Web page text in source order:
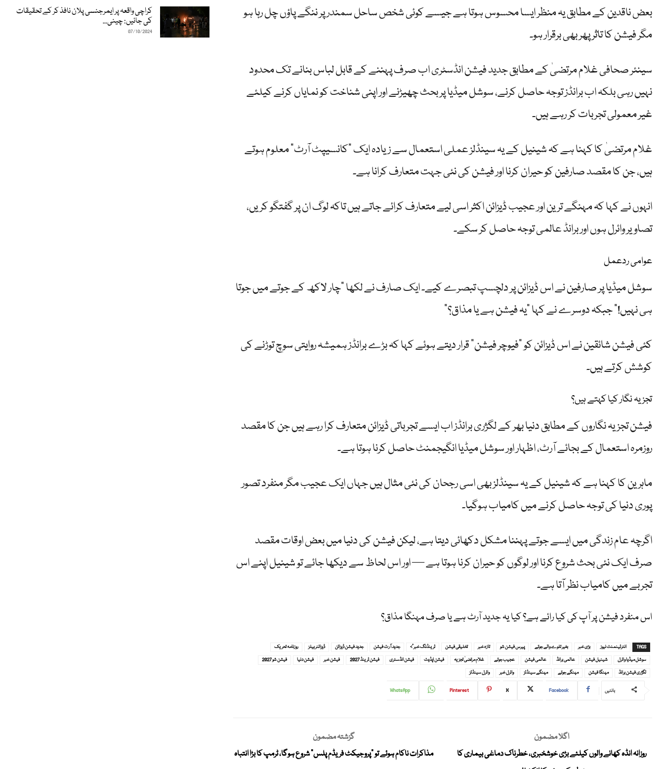
بعض ناقدین کے مطابق یہ منظر ایسا محسوس ہوتا ہے جیسے کوئی شخص ساحل سمندر پر ننگے پاؤں چل رہا ہو
مگر فیشن کا تاثر پھر بھی برقرار ہو۔
سینئر صحافی غلام مرتضیٰ کے مطابق جدید فیشن انڈسٹری اب صرف پہننے کے قابل لباس بنانے تک محدود
نہیں رہی بلکہ اب برانڈز توجہ حاصل کرنے، سوشل میڈیا پر بحث چھیڑنے اور اپنی شناخت کو نمایاں کرنے کیلئے
غیر معمولی تجربات کر رہے ہیں۔
غلام مرتضیٰ کا کہنا ہے کہ شینیل کے یہ سینڈلز عملی استعمال سے زیادہ ایک “کانسیپٹ آرٹ” معلوم ہوتے
ہیں، جن کا مقصد صارفین کو حیران کرنا اور فیشن کی نئی جہت متعارف کرانا ہے۔
انہوں نے کہا کہ مہنگے ترین اور عجیب ڈیزائن اکثر اسی لیے متعارف کرائے جاتے ہیں تاکہ لوگ ان پر گفتگو کریں،
تصاویر وائرل ہوں اور برانڈ عالمی توجہ حاصل کر سکے۔
عوامی ردعمل
سوشل میڈیا پر صارفین نے اس ڈیزائن پر دلچسپ تبصرے کیے۔ ایک صارف نے لکھا “چار لاکھ کے جوتے میں جوتا
ہی نہیں!” جبکہ دوسرے نے کہا “یہ فیشن ہے یا مذاق؟”
کئی فیشن شائقین نے اس ڈیزائن کو “فیوچر فیشن” قرار دیتے ہوئے کہا کہ بڑے برانڈز ہمیشہ روایتی سوچ توڑنے کی
کوشش کرتے ہیں۔
تجزیہ نگار کیا کہتے ہیں؟
فیشن تجزیہ نگاروں کے مطابق دنیا بھر کے لگژری برانڈز اب ایسے تجرباتی ڈیزائن متعارف کرا رہے ہیں جن کا مقصد
روزمرہ استعمال کے بجائے آرٹ، اظہار اور سوشل میڈیا انگیجمنٹ حاصل کرنا ہوتا ہے۔
ماہرین کا کہنا ہے کہ شینیل کے یہ سینڈلز بھی اسی رجحان کی نئی مثال ہیں جہاں ایک عجیب مگر منفرد تصور
پوری دنیا کی توجہ حاصل کرنے میں کامیاب ہوگیا۔
اگرچہ عام زندگی میں ایسے جوتے پہننا مشکل دکھائی دیتا ہے، لیکن فیشن کی دنیا میں بعض اوقات مقصد
صرف ایک نئی بحث شروع کرنا اور لوگوں کو حیران کرنا ہوتا ہے — اور اس لحاظ سے دیکھا جائے تو شینیل اپنے اس
تجربے میں کامیاب نظر آتا ہے۔
اس منفرد فیشن پر آپ کی کیا رائے ہے؟ کیا یہ جدید آرٹ ہے یا صرف مہنگا مذاق؟
TAGS انٹرٹینمنٹ نیوز بڑی خبر بغیر تلوے والے جوتے پیرس فیشن شو تازہ خبر تخلیقی فیشن ٹرینڈنگ خبر"> جدید آرٹ فیشن جدید فیشن ڈیزائن ڈیزائنر ہیلز
روزنامہ تحریک
سوشل میڈیا وائرل
شینیل فیشن عالمی برانڈ عالمی فیشن عجیب جوتے غلام مرتضیٰ تجزیہ فیشن اپڈیٹ فیشن انڈسٹری فیشن ٹرینڈ 2027 فیشن خبر فیشن دنیا
فیشن شو 2027
لگژری فیشن برانڈ
مہنگا فیشن مہنگے جوتے مہنگے سینڈلز وائرل خبر وائرل سینڈلز
بانٹیں Facebook
X
Pinterest
WhatsApp
گزشتہ مضمون
مذاکرات ناکام ہوئے تو “پروجیکٹ فریڈم پلس” شروع ہوگا، ٹرمپ کا بڑا انتباہ
اگلا مضمون
روزانہ انڈہ کھانے والوں کیلئے بڑی خوشخبری، خطرناک دماغی بیماری کا
کراچی واقعہ پر ایمرجنسی پلان نافذ کر کے تحقیقات
کی جائیں: چینی...
07/10/2024